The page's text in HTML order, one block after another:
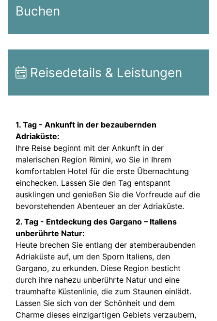
Buchen
Reisedetails & Leistungen
1. Tag - Ankunft in der bezaubernden
Adriaküste:
Ihre Reise beginnt mit der Ankunft in der
malerischen Region Rimini, wo Sie in Ihrem
komfortablen Hotel für die erste Übernachtung
einchecken. Lassen Sie den Tag entspannt
ausklingen und genießen Sie die Vorfreude auf die
bevorstehenden Abenteuer an der Adriaküste.
2. Tag - Entdeckung des Gargano – Italiens
unberührte Natur:
Heute brechen Sie entlang der atemberaubenden
Adriaküste auf, um den Sporn Italiens, den
Gargano, zu erkunden. Diese Region besticht
durch ihre nahezu unberührte Natur und eine
traumhafte Küstenlinie, die zum Staunen einlädt.
Lassen Sie sich von der Schönheit und dem
Charme dieses einzigartigen Gebiets verzaubern,